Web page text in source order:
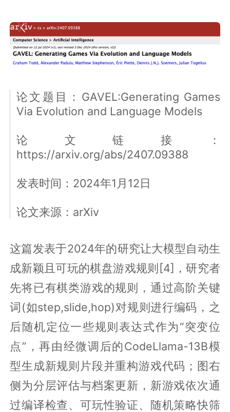
论文题目：GAVEL:Generating Games
Via Evolution and Language Models
论文链接：
https://arxiv.org/abs/2407.09388
发表时间：2024年1月12日
论文来源：arXiv
这篇发表于2024年的研究让大模型自动生
成新颖且可玩的棋盘游戏规则[4]，研究者
先将已有棋类游戏的规则，通过高阶关键
词(如step,slide,hop)对规则进行编码，之
后随机定位一些规则表达式作为“突变位
点”，再由经微调后的CodeLlama-13B模
型生成新规则片段并重构游戏代码；图右
侧为分层评估与档案更新，新游戏依次通
过编译检查、可玩性验证、随机策略快筛